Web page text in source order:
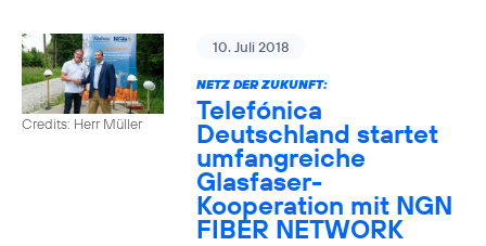
Credits: Herr Müller
10. Juli 2018
NETZ DER ZUKUNFT:
Telefónica
Deutschland startet
umfangreiche
Glasfaser-
Kooperation mit NGN
FIBER NETWORK